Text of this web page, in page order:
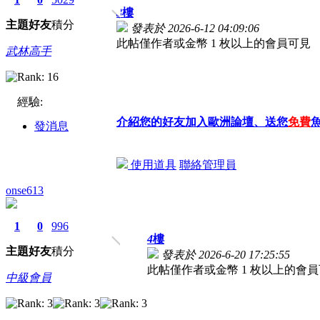
主題好友積分
武林高手
經驗:
發消息
3樓
發表於 2026-6-12 04:09:06
此帖僅作者或金幣 1 枚以上的會員可見
介紹您的好友加入歐洲論壇、送您免費
使用道具 聯絡管理員
onse613
1
主題
0
好友
996
積分
中級會員
4樓
發表於 2026-6-20 17:25:55
此帖僅作者或金幣 1 枚以上的會